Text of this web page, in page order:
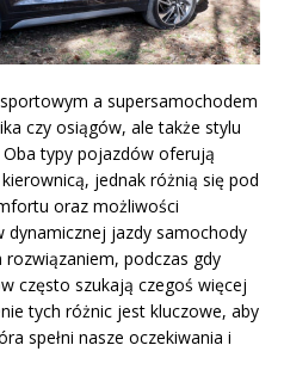
a supersamochodem
czy osiągów, ale także stylu
typy pojazdów oferują
jednak różnią się pod
oraz możliwości
jazdy samochody
podczas gdy
często szukają czegoś więcej
tych różnic jest kluczowe, aby
spełni nasze oczekiwania i